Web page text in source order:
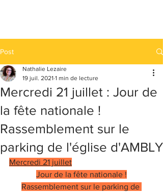
Post
Mercredi 21 juillet : Jour de
la fête nationale !
Rassemblement sur le
parking de l'église d'AMBLY
Nathalie Lezaire
19 juil. 2021 1 min de lecture
Mercredi 21 juillet
Jour de la fête nationale !
Rassemblement sur le parking de